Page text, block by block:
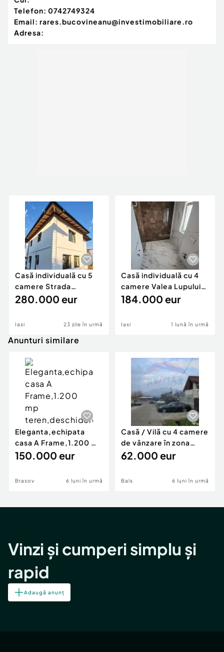
Telefon: 0742749324
Email: rares.bucovineanu@investimobiliare.ro
Adresa:
Casă individuală cu 5
camere Strada
Soarelui-Iași! Placă
280.000 eur
Iasi 23 zile în urmă
Casă individuală cu 4
camere Valea Lupului-
Iași PLACĂ DE
184.000 eur
Iasi 1 lună în urmă
Anunturi similare
Eleganta,echipata
casa A Frame,1.200 mp
teren,deschidere Pia
150.000 eur
Brasov 6 luni în urmă
Casă / Vilă cu 4 camere
de vânzare în zona
Periferie
62.000 eur
Bals 6 luni în urmă
Vinzi și cumperi simplu și
rapid
Adaugă anunț